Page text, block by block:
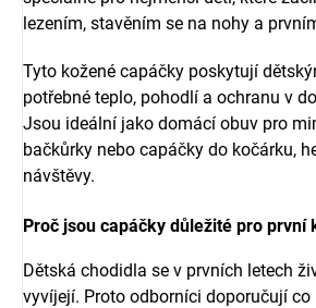
lezením, stavěním se na nohy a
Tyto kožené capáčky poskytují
potřebné teplo, pohodlí a ochranu v
Jsou ideální jako domácí obuv pro
bačkůrky nebo capáčky do kočárku,
návštěvy.
Proč jsou capáčky důležité pro první
Dětská chodidla se v prvních letech
vyvíjejí. Proto odborníci doporučují co